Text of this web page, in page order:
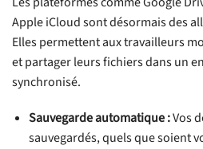
Apple iCloud sont désormais des
Elles permettent aux travailleurs
et partager leurs fichiers dans un
synchronisé.
Sauvegarde automatique :Vos
sauvegardés, quels que soient